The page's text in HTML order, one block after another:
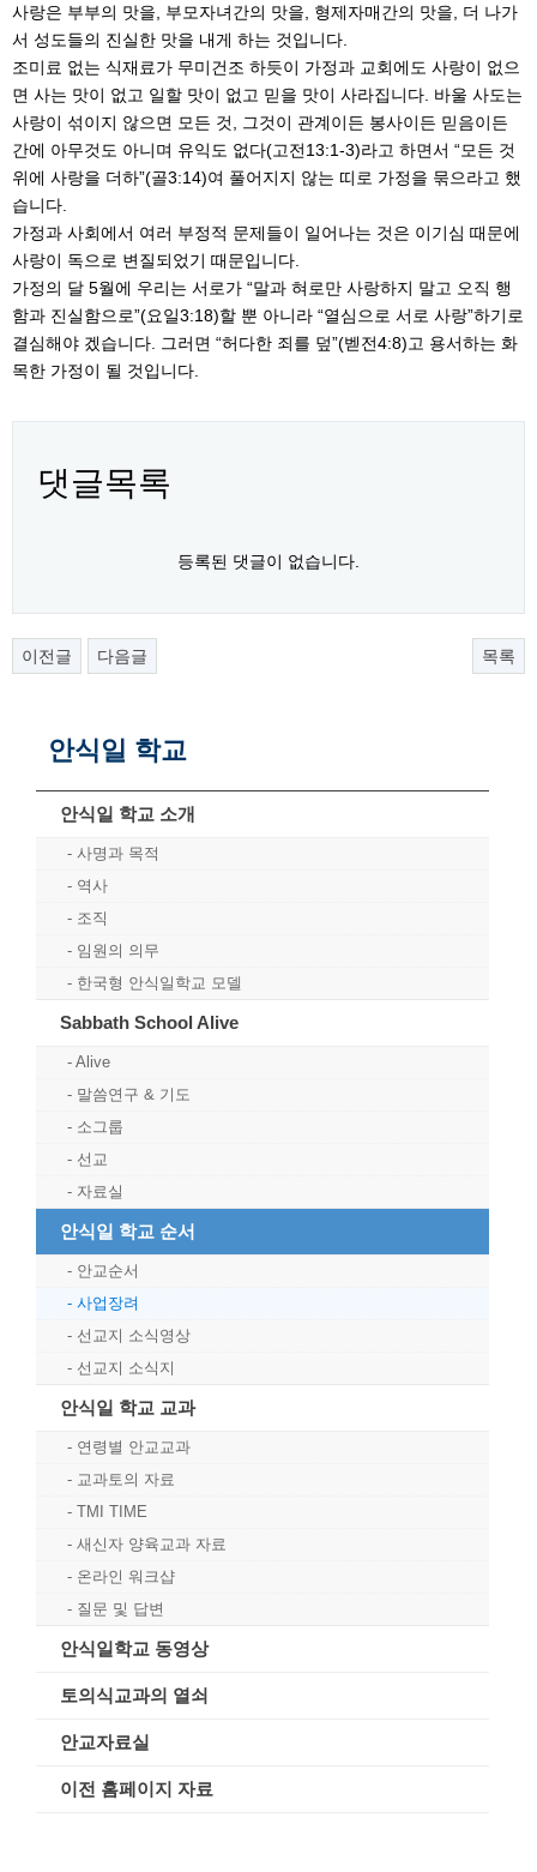
사랑은 부부의 맛을, 부모자녀간의 맛을, 형제자매간의 맛을, 더 나가
서 성도들의 진실한 맛을 내게 하는 것입니다.
조미료 없는 식재료가 무미건조 하듯이 가정과 교회에도 사랑이 없으
면 사는 맛이 없고 일할 맛이 없고 믿을 맛이 사라집니다. 바울 사도는
사랑이 섞이지 않으면 모든 것, 그것이 관계이든 봉사이든 믿음이든
간에 아무것도 아니며 유익도 없다(고전13:1-3)라고 하면서 “모든 것
위에 사랑을 더하”(골3:14)여 풀어지지 않는 띠로 가정을 묶으라고 했
습니다.
가정과 사회에서 여러 부정적 문제들이 일어나는 것은 이기심 때문에
사랑이 독으로 변질되었기 때문입니다.
가정의 달 5월에 우리는 서로가 “말과 혀로만 사랑하지 말고 오직 행
함과 진실함으로”(요일3:18)할 뿐 아니라 “열심으로 서로 사랑”하기로
결심해야 겠습니다. 그러면 “허다한 죄를 덮”(벧전4:8)고 용서하는 화
목한 가정이 될 것입니다.
댓글목록
등록된 댓글이 없습니다.
이전글 다음글 목록
안식일 학교
안식일 학교 소개
사명과 목적
역사
조직
임원의 의무
한국형 안식일학교 모델
Sabbath School Alive
Alive
말씀연구 & 기도
소그룹
선교
자료실
안식일 학교 순서
안교순서
사업장려
선교지 소식영상
선교지 소식지
안식일 학교 교과
연령별 안교교과
교과토의 자료
TMI TIME
새신자 양육교과 자료
온라인 워크샵
질문 및 답변
안식일학교 동영상
토의식교과의 열쇠
안교자료실
이전 홈페이지 자료